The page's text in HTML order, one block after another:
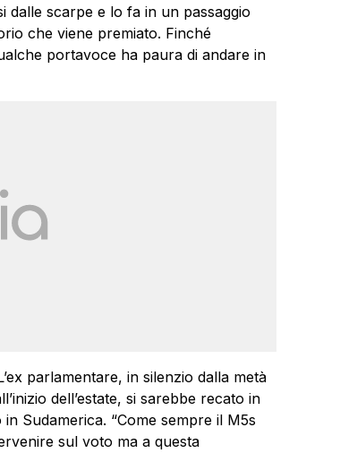
dalle scarpe e lo fa in un passaggio
che viene premiato. Finché
portavoce ha paura di andare in
parlamentare, in silenzio dalla metà
dell’estate, si sarebbe recato in
Sudamerica. “Come sempre il M5s
sul voto ma a questa